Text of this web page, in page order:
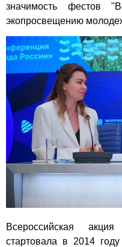
значимость фестов
экопросвещению
Всероссийская
стартовала в 2014